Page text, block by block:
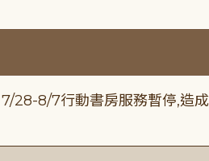
28-8/7行動書房服務暫停,造成